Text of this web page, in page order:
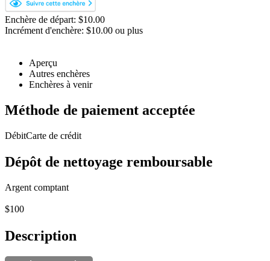
Enchère de départ: $10.00
Incrément d'enchère: $10.00 ou plus
Aperçu
Autres enchères
Enchères à venir
Méthode de paiement acceptée
DébitCarte de crédit
Dépôt de nettoyage remboursable
Argent comptant
$100
Description